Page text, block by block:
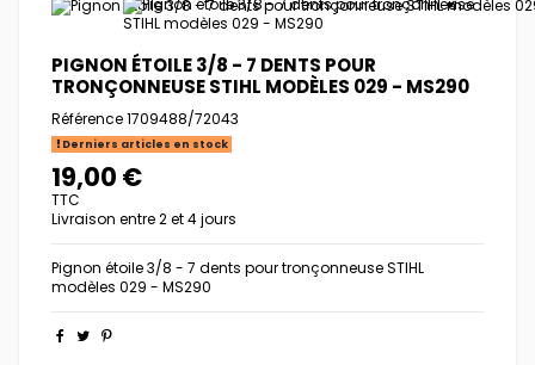
PIGNON ÉTOILE 3/8 - 7 DENTS POUR
TRONÇONNEUSE STIHL MODÈLES 029 - MS290
Référence1709488/72043
Derniers articles en stock
19,00 €
TTC
Livraison entre 2 et 4 jours
Pignon étoile 3/8 - 7 dents pour tronçonneuse STIHL
modèles 029 - MS290